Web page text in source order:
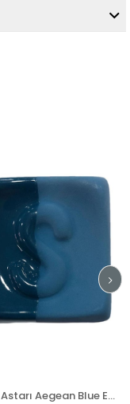
Seramik Astarı Aegean Blue ENG 013